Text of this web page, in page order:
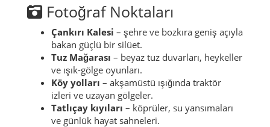
Fotoğraf Noktaları
Çankırı Kalesi – şehre ve bozkıra geniş açıyla
bakan güçlü bir silüet.
Tuz Mağarası – beyaz tuz duvarları, heykeller
ve ışık-gölge oyunları.
Köy yolları – akşamüstü ışığında traktör
izleri ve uzayan gölgeler.
Tatlıçay kıyıları – köprüler, su yansımaları
ve günlük hayat sahneleri.